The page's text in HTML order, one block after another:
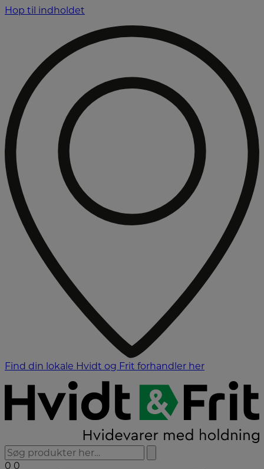
Hop til indholdet
Find din lokale Hvidt og Frit forhandler her
0 0